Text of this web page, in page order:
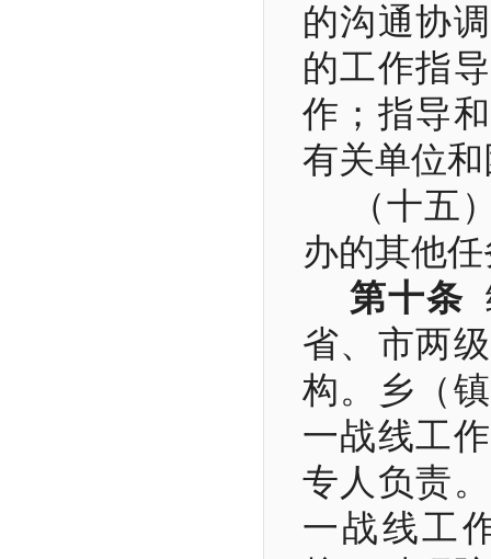
的沟通协
的工作指
作；指导
有关单位
（十五
办的其他
第十条
省、市两
构。乡（
一战线工
专人负责
一战线工